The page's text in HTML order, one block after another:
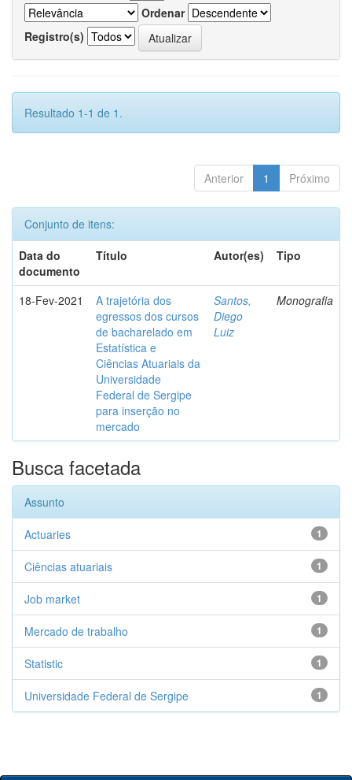
Ordenar
Registro(s)
Resultado 1-1 de 1.
Anterior 1 Próximo
Conjunto de itens:
Data do
documento
Título Autor(es) Tipo
18-Fev-2021
A trajetória dos
egressos dos cursos
de bacharelado em
Estatística e
Ciências Atuariais da
Universidade
Federal de Sergipe
para inserção no
mercado
Santos,
Diego
Luiz
Monografia
Busca facetada
Assunto
1
Actuaries
1
Ciências atuariais
1
Job market
1
Mercado de trabalho
1
Statistic
1
Universidade Federal de Sergipe